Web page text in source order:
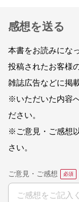
感想を送る
本書をお読みにな
投稿されたお客様
雑誌広告などに掲
※いただいた内容
ださい。
※ご意見・ご感想
さい。
ご意見・ご感想